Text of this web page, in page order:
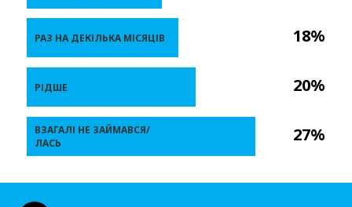
18%
20%
27%
РАЗ НА ДЕКІЛЬКА МІСЯЦІВ
РІДШЕ
ВЗАГАЛІ НЕ ЗАЙМАВСЯ/
ЛАСЬ